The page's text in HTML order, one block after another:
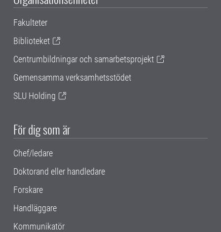
Fakulteter
Biblioteket
Centrumbildningar och samarbetsprojekt
Gemensamma verksamhetsstödet
SLU Holding
För dig som är
Chef/ledare
Doktorand eller handledare
Forskare
Handläggare
Kommunikatör